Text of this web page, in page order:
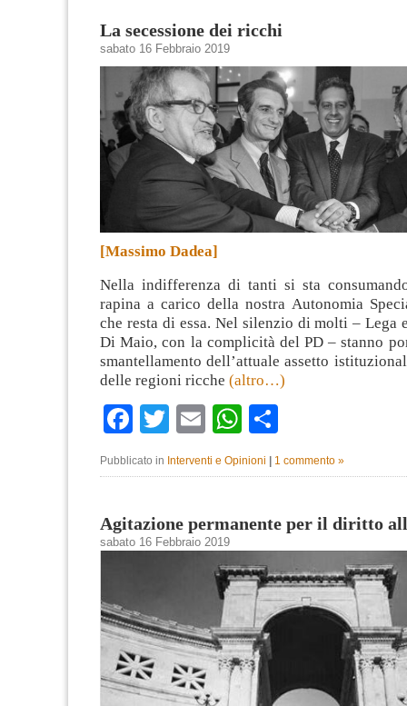
La secessione dei ricchi
sabato 16 Febbraio 2019
[Massimo Dadea]
Nella indifferenza di tanti si sta
rapina a carico della nostra Autonomia
che resta di essa. Nel silenzio di molti – Lega
Di Maio, con la complicità del PD – stanno
smantellamento dell’attuale assetto
delle regioni ricche (altro…)
Facebook
Twitter
EmailWhatsApp
Pubblicato in Interventi e Opinioni | 1 commento »
Agitazione permanente per il diritto
sabato 16 Febbraio 2019